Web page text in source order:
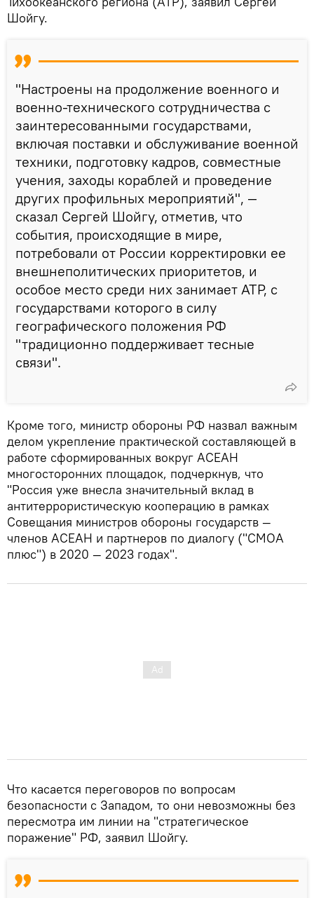
Шойгу.
"Настроены на продолжение военного и
военно-технического сотрудничества с
заинтересованными государствами,
включая поставки и обслуживание военной
техники, подготовку кадров, совместные
учения, заходы кораблей и проведение
других профильных мероприятий", —
сказал Сергей Шойгу, отметив, что
события, происходящие в мире,
потребовали от России корректировки ее
внешнеполитических приоритетов, и
особое место среди них занимает АТР, с
государствами которого в силу
географического положения РФ
"традиционно поддерживает тесные
связи".
Кроме того, министр обороны РФ назвал важным
делом укрепление практической составляющей в
работе сформированных вокруг АСЕАН
многосторонних площадок, подчеркнув, что
"Россия уже внесла значительный вклад в
антитеррористическую кооперацию в рамках
Совещания министров обороны государств —
членов АСЕАН и партнеров по диалогу ("СМОА
плюс") в 2020 — 2023 годах".
Что касается переговоров по вопросам
безопасности с Западом, то они невозможны без
пересмотра им линии на "стратегическое
поражение" РФ, заявил Шойгу.